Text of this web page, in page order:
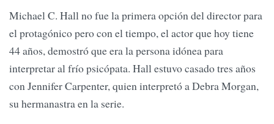
Michael C. Hall no fue la primera opción del director para
el protagónico pero con el tiempo, el actor que hoy tiene
44 años, demostró que era la persona idónea para
interpretar al frío psicópata. Hall estuvo casado tres años
con Jennifer Carpenter, quien interpretó a Debra Morgan,
su hermanastra en la serie.